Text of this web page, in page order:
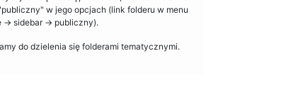
w jego opcjach (link folderu w menu
-> sidebar -> publiczny).
do dzielenia się folderami tematycznymi.